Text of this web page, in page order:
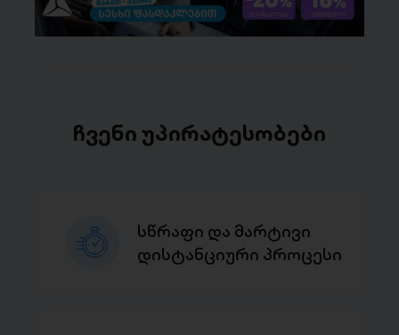
ჩვენი უპირატესობები
სწრაფი და მარტივი
დისტანციური პროცესი